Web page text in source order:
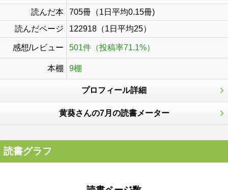
読んだ本
705冊（1日平均0.15冊)
読んだページ
122918（1日平均25）
感想/レビュー 501件（投稿率71.1%）
本棚 9棚
プロフィール詳細
黄葵さんの7月の読書メーター
読書グラフ